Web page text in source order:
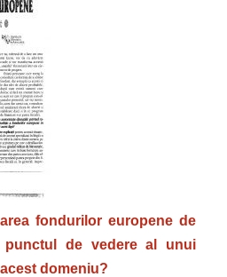
fondurilor europene de
punctul de vedere al unui
domeniu?